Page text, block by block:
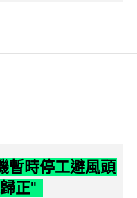
暫時停工避風頭
正"